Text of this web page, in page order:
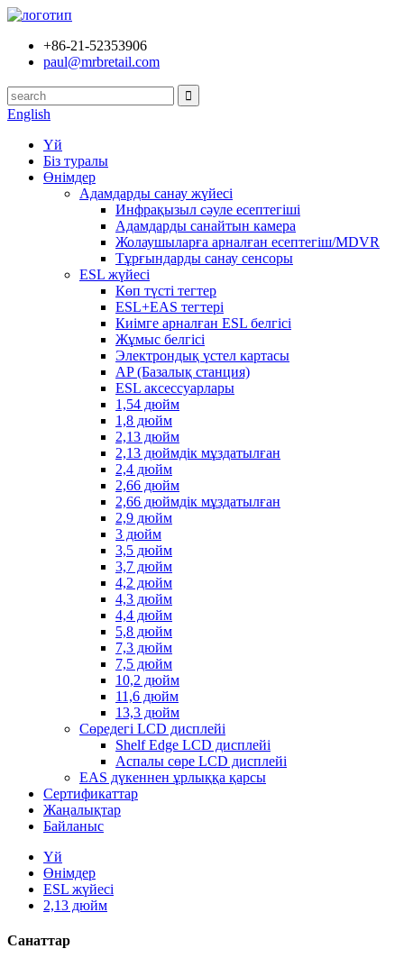
+86-21-52353906
paul@mrbretail.com
English
Үй
Біз туралы
Өнімдер
Адамдарды санау жүйесі
Инфрақызыл сәуле есептегіші
Адамдарды санайтын камера
Жолаушыларға арналған есептегіш/MDVR
Тұрғындарды санау сенсоры
ESL жүйесі
Көп түсті тегтер
ESL+EAS тегтері
Киімге арналған ESL белгісі
Жұмыс белгісі
Электрондық үстел картасы
AP (Базалық станция)
ESL аксессуарлары
1,54 дюйм
1,8 дюйм
2,13 дюйм
2,13 дюймдік мұздатылған
2,4 дюйм
2,66 дюйм
2,66 дюймдік мұздатылған
2,9 дюйм
3 дюйм
3,5 дюйм
3,7 дюйм
4,2 дюйм
4,3 дюйм
4,4 дюйм
5,8 дюйм
7,3 дюйм
7,5 дюйм
10,2 дюйм
11,6 дюйм
13,3 дюйм
Сөредегі LCD дисплейі
Shelf Edge LCD дисплейі
Аспалы сөре LCD дисплейі
EAS дүкеннен ұрлыққа қарсы
Сертификаттар
Жаңалықтар
Байланыс
Үй
Өнімдер
ESL жүйесі
2,13 дюйм
Санаттар